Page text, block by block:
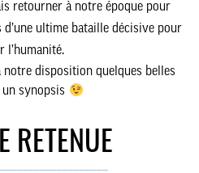
retourner à notre époque pour
ultime bataille décisive pour
l’humanité.
notre disposition quelques belles
synopsis
RETENUE